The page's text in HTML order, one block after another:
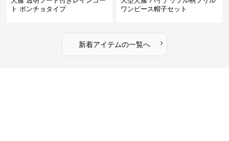
ト ポンチョタイプ
ワンピース帽子セット
新着アイテムの一覧へ ›